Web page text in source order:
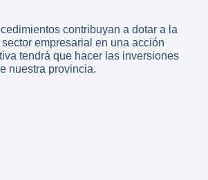
contribuyan a dotar a la
empresarial en una acción
tendrá que hacer las inversiones
nuestra provincia.